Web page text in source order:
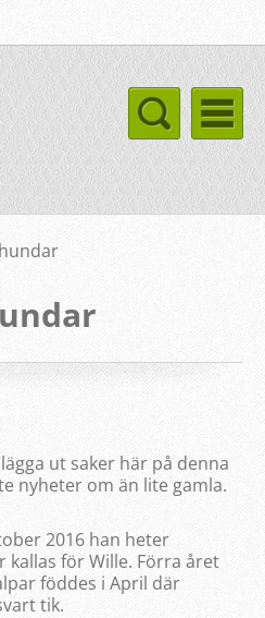
ut saker här på denna
nyheter om än lite gamla.
2016 han heter
kallas för Wille. Förra året
föddes i April där
tik.